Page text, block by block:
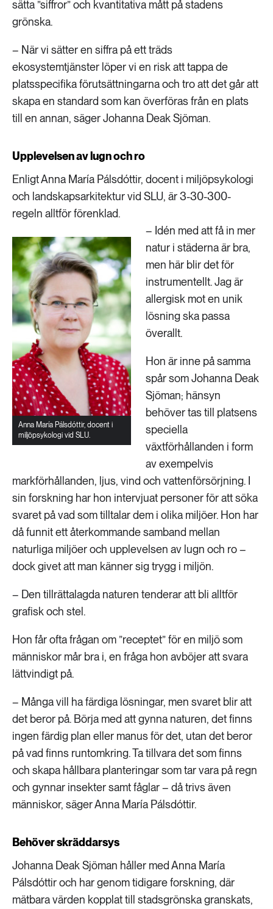
sätta ”siffror” och kvantitativa mått på stadens
grönska.
– När vi sätter en siffra på ett träds
ekosystemtjänster löper vi en risk att tappa de
platsspecifika förutsättningarna och tro att det går att
skapa en standard som kan överföras från en plats
till en annan, säger Johanna Deak Sjöman.
Upplevelsen av lugn och ro
Enligt Anna María Pálsdóttir, docent i miljöpsykologi
och landskapsarkitektur vid SLU, är 3-30-300-
regeln alltför förenklad.
Anna María Pálsdóttir, docent i
miljöpsykologi vid SLU.
– Idén med att få in mer
natur i städerna är bra,
men här blir det för
instrumentellt. Jag är
allergisk mot en unik
lösning ska passa
överallt.
Hon är inne på samma
spår som Johanna Deak
Sjöman; hänsyn
behöver tas till platsens
speciella
växtförhållanden i form
av exempelvis
markförhållanden, ljus, vind och vattenförsörjning. I
sin forskning har hon intervjuat personer för att söka
svaret på vad som tilltalar dem i olika miljöer. Hon har
då funnit ett återkommande samband mellan
naturliga miljöer och upplevelsen av lugn och ro –
dock givet att man känner sig trygg i miljön.
– Den tillrättalagda naturen tenderar att bli alltför
grafisk och stel.
Hon får ofta frågan om ”receptet” för en miljö som
människor mår bra i, en fråga hon avböjer att svara
lättvindigt på.
– Många vill ha färdiga lösningar, men svaret blir att
det beror på. Börja med att gynna naturen, det finns
ingen färdig plan eller manus för det, utan det beror
på vad finns runtomkring. Ta tillvara det som finns
och skapa hållbara planteringar som tar vara på regn
och gynnar insekter samt fåglar – då trivs även
människor, säger Anna María Pálsdóttir.
Behöver skräddarsys
Johanna Deak Sjöman håller med Anna María
Pálsdóttir och har genom tidigare forskning, där
mätbara värden kopplat till stadsgrönska granskats,